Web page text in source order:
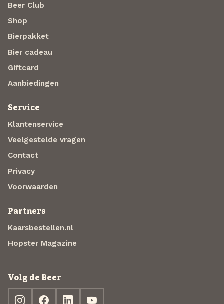
Beer Club
Shop
Bierpakket
Bier cadeau
Giftcard
Aanbiedingen
Service
Klantenservice
Veelgestelde vragen
Contact
Privacy
Voorwaarden
Partners
Kaarsbestellen.nl
Hopster Magazine
Volg de Beer